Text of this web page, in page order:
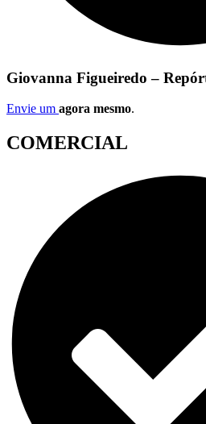
Giovanna Figueiredo –
Envie um agora mesmo.
COMERCIAL